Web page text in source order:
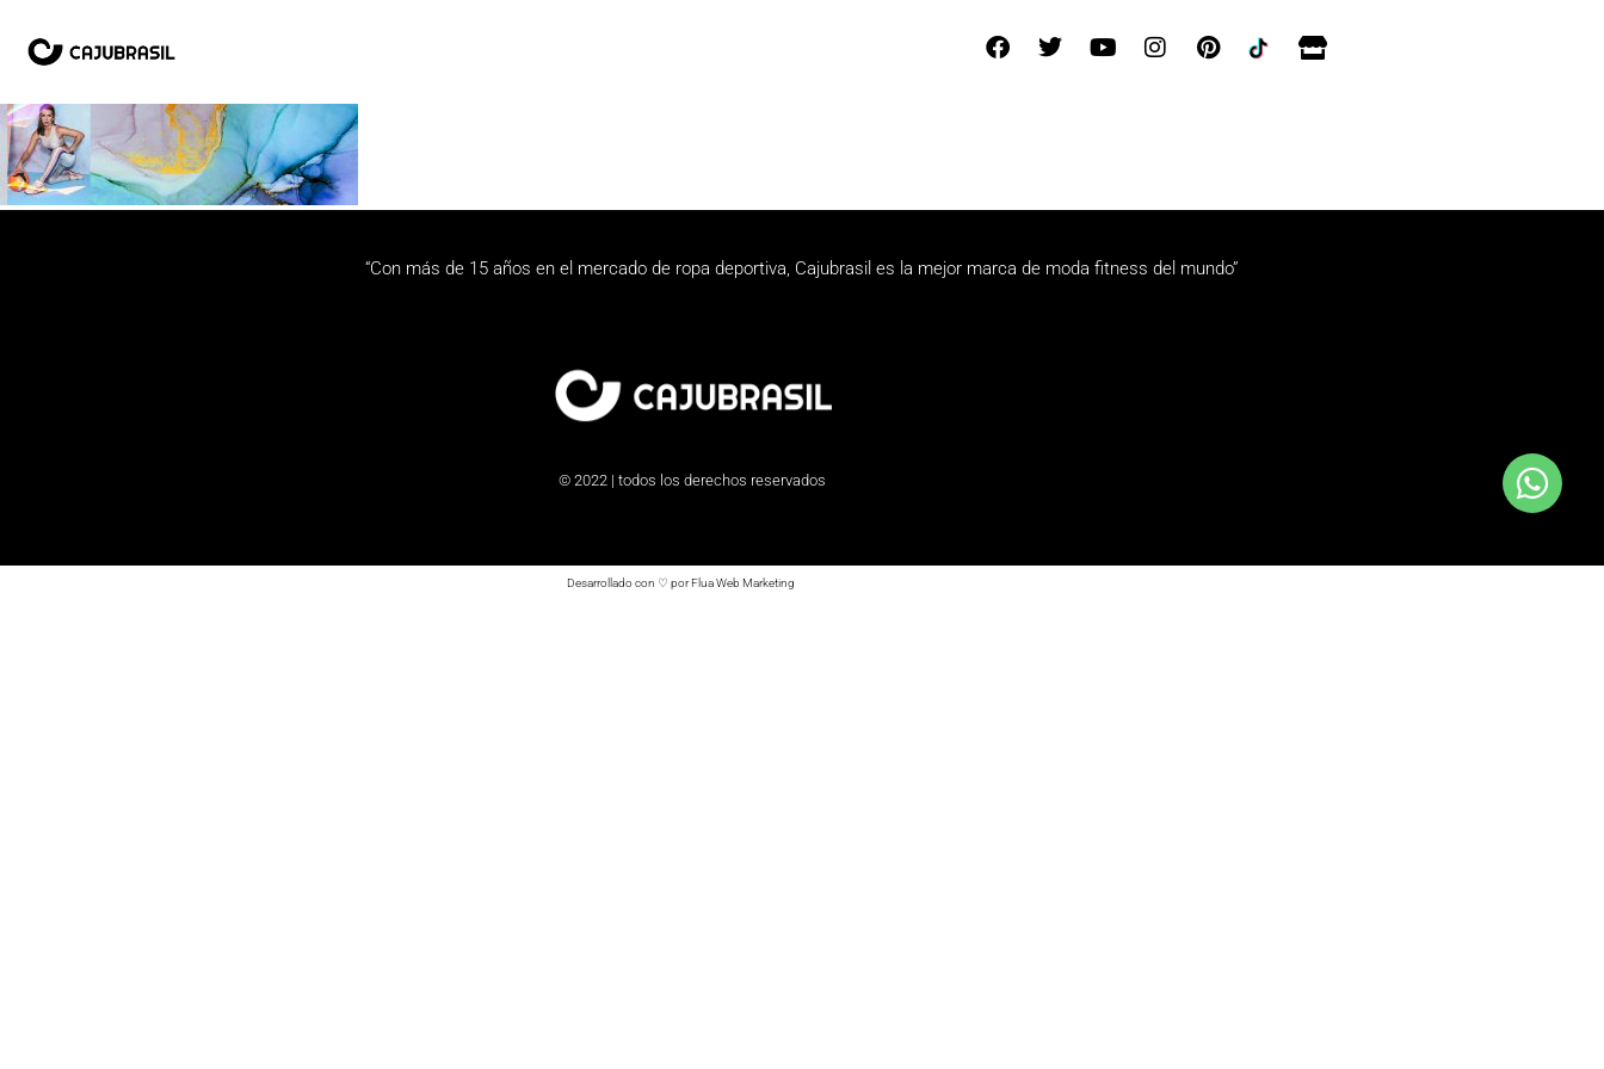
“Con más de 15 años en el mercado de ropa deportiva, Cajubrasil es la mejor marca de moda fitness del mundo”
© 2022 | todos los derechos reservados
Desarrollado con ♡ por Flua Web Marketing